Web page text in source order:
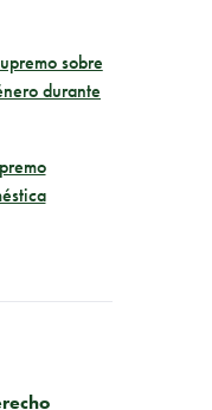
sobre
durante